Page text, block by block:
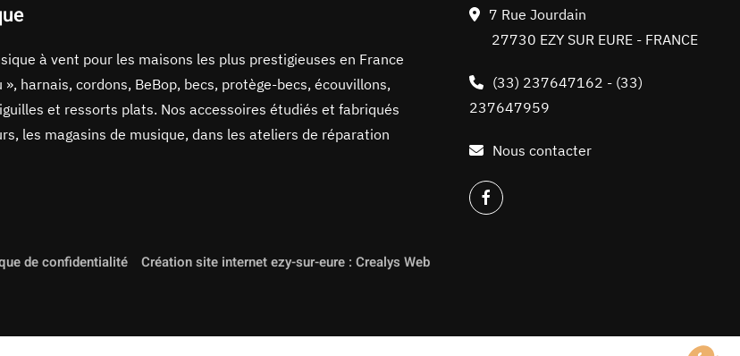
à vent pour les maisons les plus prestigieuses en France
harnais, cordons, BeBop, becs, protège-becs, écouvillons,
et ressorts plats. Nos accessoires étudiés et fabriqués
les magasins de musique, dans les ateliers de réparation
7 Rue Jourdain
27730 EZY SUR EURE - FRANCE
(33) 237647162 - (33)
237647959
Nous contacter
de confidentialité Création site internet ezy-sur-eure : Crealys Web